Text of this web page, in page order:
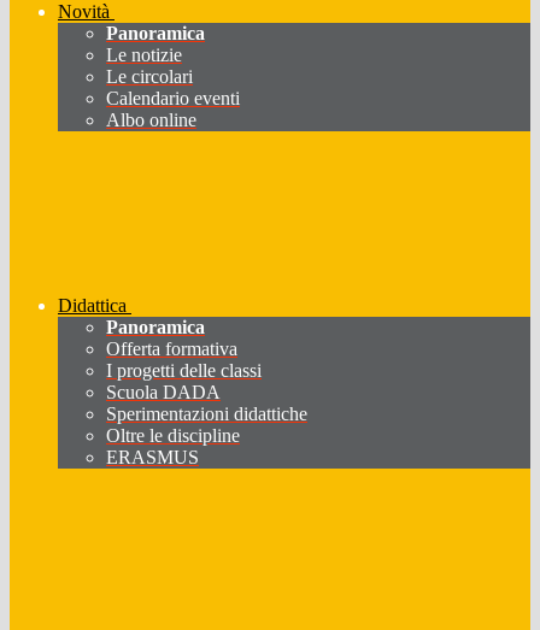
Novità
Panoramica
Le notizie
Le circolari
Calendario eventi
Albo online
Didattica
Panoramica
Offerta formativa
I progetti delle classi
Scuola DADA
Sperimentazioni didattiche
Oltre le discipline
ERASMUS